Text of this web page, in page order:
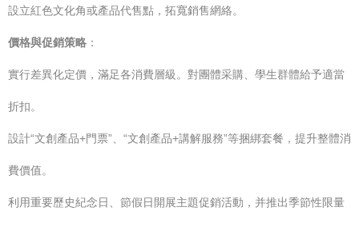
設立紅色文化角或產品代售點，拓寬銷售網絡。
價格與促銷策略 ：
實行差異化定價，滿足各消費層級。對團體采購、學生群體給予適當
折扣。
設計“文創產品+門票”、“文創產品+講解服務”等捆綁套餐，提升整體消
費價值。
利用重要歷史紀念日、節假日開展主題促銷活動，并推出季節性限量